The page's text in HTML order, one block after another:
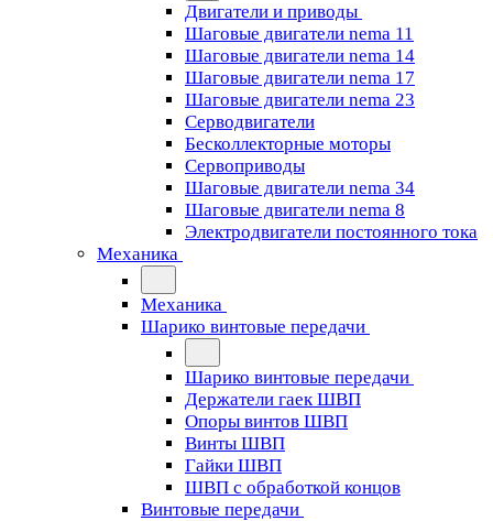
Двигатели и приводы
Шаговые двигатели nema 11
Шаговые двигатели nema 14
Шаговые двигатели nema 17
Шаговые двигатели nema 23
Cерводвигатели
Бесколлекторные моторы
Сервоприводы
Шаговые двигатели nema 34
Шаговые двигатели nema 8
Электродвигатели постоянного тока
Механика
Механика
Шарико винтовые передачи
Шарико винтовые передачи
Держатели гаек ШВП
Опоры винтов ШВП
Винты ШВП
Гайки ШВП
ШВП с обработкой концов
Винтовые передачи